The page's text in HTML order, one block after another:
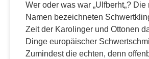
Wer oder was war „Ulfberht„? Die
Namen bezeichneten
Zeit der Karolinger und Ottonen
Dinge europäischer
Zumindest die echten, denn